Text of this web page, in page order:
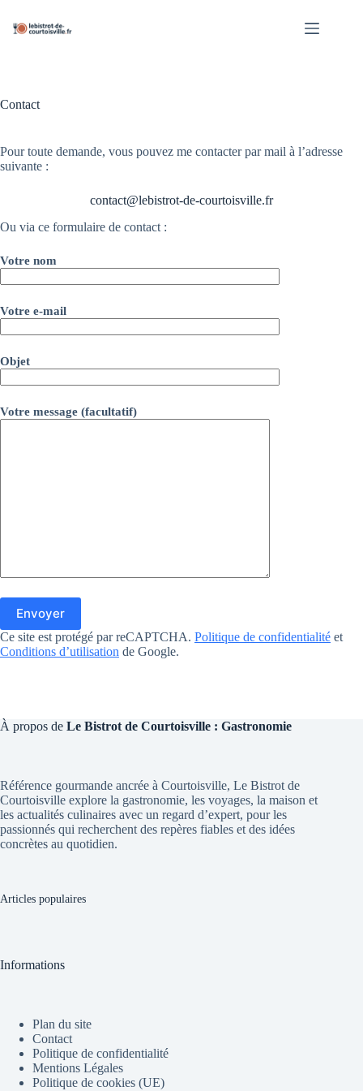
contenu
Contact
Pour toute demande, vous pouvez me contacter par mail à l’adresse
suivante :
contact@lebistrot-de-courtoisville.fr
Ou via ce formulaire de contact :
Votre nom
Votre e-mail
Objet
Votre message (facultatif)
Ce site est protégé par reCAPTCHA. Politique de confidentialité et
Conditions d’utilisation de Google.
À propos de Le Bistrot de Courtoisville : Gastronomie
Référence gourmande ancrée à Courtoisville, Le Bistrot de
Courtoisville explore la gastronomie, les voyages, la maison et
les actualités culinaires avec un regard d’expert, pour les
passionnés qui recherchent des repères fiables et des idées
concrètes au quotidien.
Articles populaires
Informations
Plan du site
Contact
Politique de confidentialité
Mentions Légales
Politique de cookies (UE)